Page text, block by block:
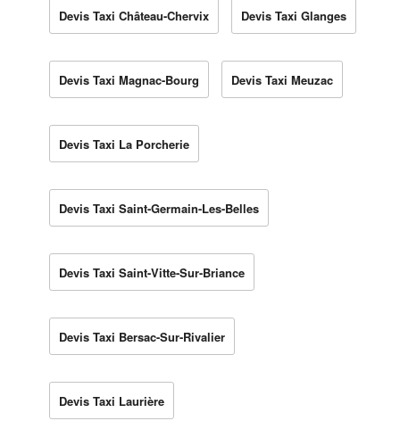
Devis Taxi Château-Chervix Devis Taxi Glanges
Devis Taxi Magnac-Bourg Devis Taxi Meuzac
Devis Taxi La Porcherie
Devis Taxi Saint-Germain-Les-Belles
Devis Taxi Saint-Vitte-Sur-Briance
Devis Taxi Bersac-Sur-Rivalier
Devis Taxi Laurière